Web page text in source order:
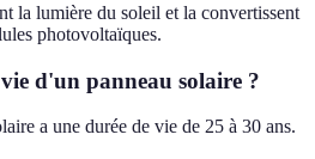
la lumière du soleil et la convertissent
photovoltaïques.
d'un panneau solaire ?
a une durée de vie de 25 à 30 ans.